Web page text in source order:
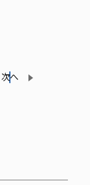
次へ